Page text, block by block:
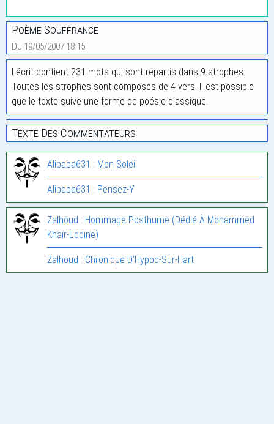
Poème Souffrance
Du 19/05/2007 18:15
L'écrit contient 231 mots qui sont répartis dans 9 strophes.
Toutes les strophes sont composés de 4 vers. Il est possible
que le texte suive une forme de poésie classique.
Texte Des Commentateurs
Alibaba631 : Mon Soleil
Alibaba631 : Pensez-Y
Zalhoud : Hommage Posthume (Dédié À Mohammed
Khaïr-Eddine)
Zalhoud : Chronique D’Hypoc-Sur-Hart